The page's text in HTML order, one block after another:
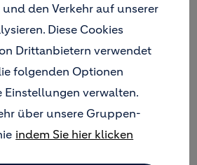
und Beton GmbH - AGB
Splitt und anderen
den Verkehr auf unserer
Diese Cookies
Drittanbietern verwendet
folgenden Optionen
Einstellungen verwalten.
über unsere Gruppen-
indem Sie hier klicken